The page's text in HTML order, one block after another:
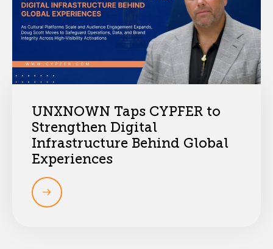
UNXNOWN Taps CYPFER to
Strengthen Digital
Infrastructure Behind Global
Experiences